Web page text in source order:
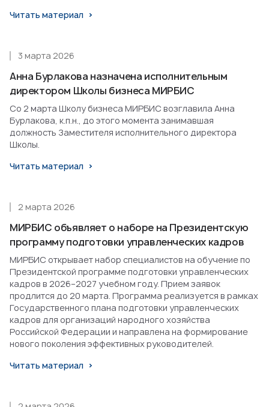
Читать материал
Анна Бурлакова назначена исполнительным
директором Школы бизнеса МИРБИС
3 марта 2026
Со 2 марта Школу бизнеса МИРБИС возглавила Анна
Бурлакова, к.п.н., до этого момента занимавшая
должность Заместителя исполнительного директора
Школы.
Читать материал
МИРБИС объявляет о наборе на Президентскую
программу подготовки управленческих кадров
2 марта 2026
МИРБИС открывает набор специалистов на обучение по
Президентской программе подготовки управленческих
кадров в 2026–2027 учебном году. Прием заявок
продлится до 20 марта. Программа реализуется в рамках
Государственного плана подготовки управленческих
кадров для организаций народного хозяйства
Российской Федерации и направлена на формирование
нового поколения эффективных руководителей.
Читать материал